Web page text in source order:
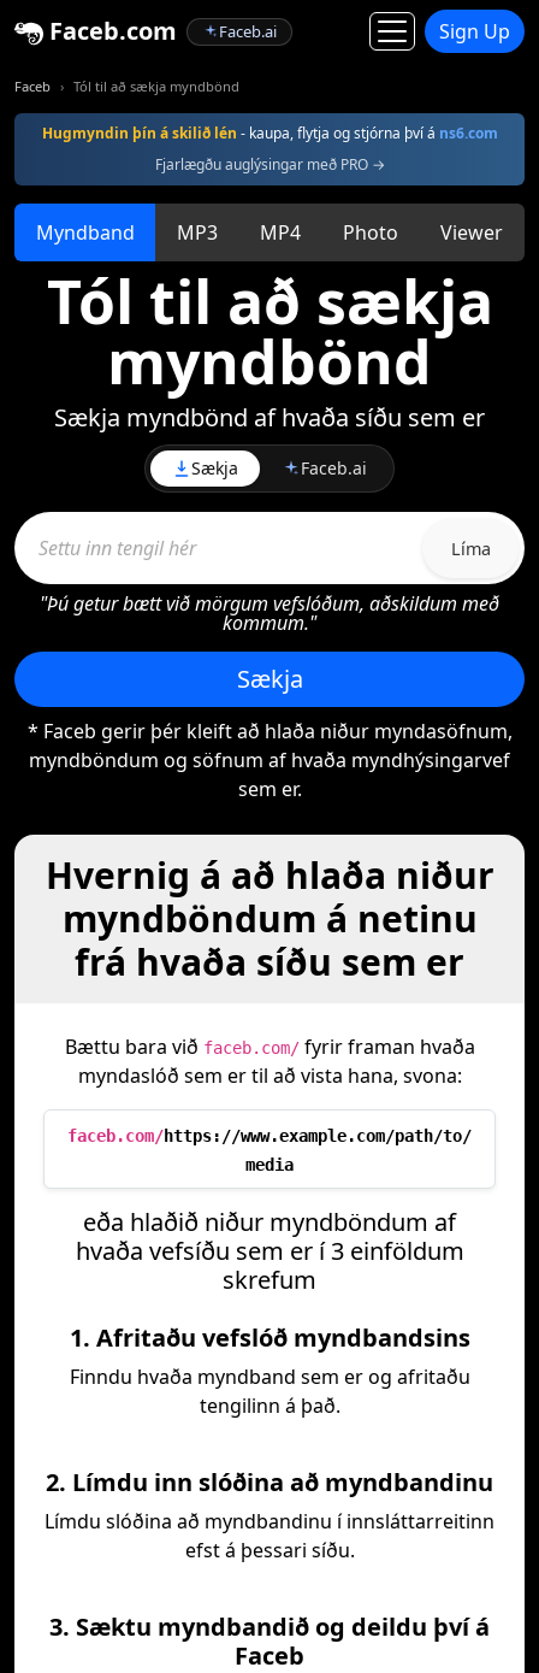
Faceb.com Faceb.ai Sign Up
Faceb Tól til að sækja myndbönd
Hugmyndin þín á skilið lén - kaupa, flytja og stjórna því á ns6.com
Fjarlægðu auglýsingar með PRO →
Myndband MP3 MP4 Photo Viewer
Tól til að sækja
myndbönd
Sækja myndbönd af hvaða síðu sem er
Sækja Faceb.ai
Líma
"Þú getur bætt við mörgum vefslóðum, aðskildum með
kommum."
Sækja
* Faceb gerir þér kleift að hlaða niður myndasöfnum,
myndböndum og söfnum af hvaða myndhýsingarvef
sem er.
Hvernig á að hlaða niður
myndböndum á netinu
frá hvaða síðu sem er
Bættu bara við faceb.com/fyrir framan hvaða
myndaslóð sem er til að vista hana, svona:
faceb.com/https://www.example.com/path/to/
media
eða hlaðið niður myndböndum af
hvaða vefsíðu sem er í 3 einföldum
skrefum
1. Afritaðu vefslóð myndbandsins
Finndu hvaða myndband sem er og afritaðu
tengilinn á það.
2. Límdu inn slóðina að myndbandinu
Límdu slóðina að myndbandinu í innsláttarreitinn
efst á þessari síðu.
3. Sæktu myndbandið og deildu því á
Faceb